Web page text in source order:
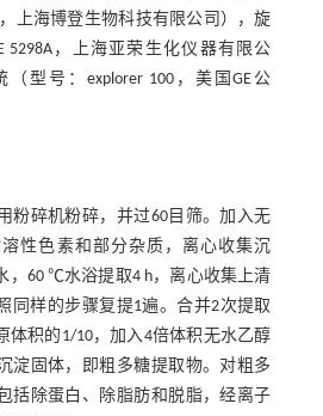
，上海博登生物科技有限公司），旋
5298A，上海亚荣生化仪器有限公
（型号：explorer 100，美国GE公
粉碎机粉碎，并过60目筛。加入无
性色素和部分杂质，离心收集沉
，60 ℃水浴提取4 h，离心收集上清
同样的步骤复提1遍。合并2次提取
体积的1/10，加入4倍体积无水乙醇
淀固体，即粗多糖提取物。对粗多
括除蛋白、除脂肪和脱脂，经离子